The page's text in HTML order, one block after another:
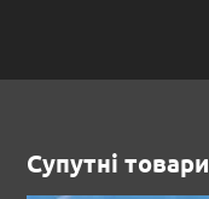
Супутні товари